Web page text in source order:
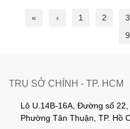
« ‹ 1 2 3
9
TRỤ SỞ CHÍNH - TP. HCM
Lô U.14B-16A, Đường số 22,
Phường Tân Thuận, TP. Hồ